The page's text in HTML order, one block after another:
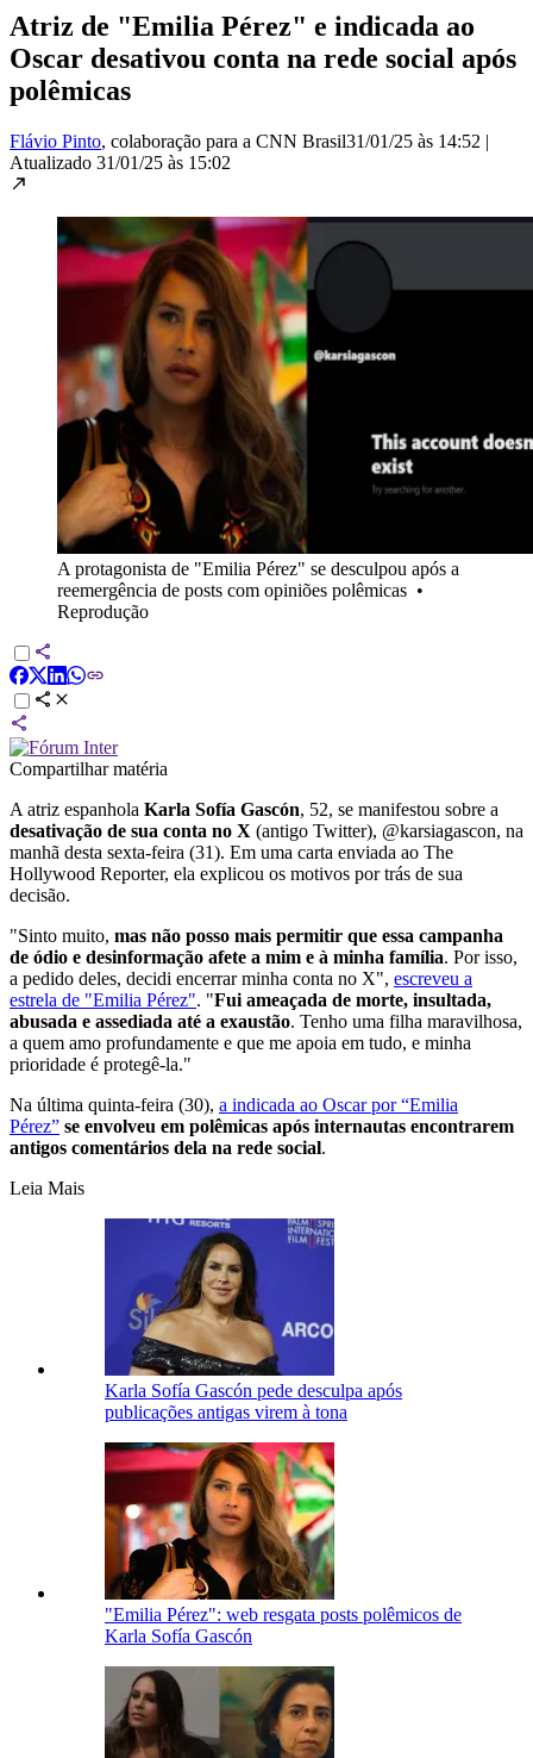
Atriz de "Emilia Pérez" e indicada ao
Oscar desativou conta na rede social após
polêmicas
Flávio Pinto, colaboração para a CNN Brasil31/01/25 às 14:52 |
Atualizado 31/01/25 às 15:02
A protagonista de "Emilia Pérez" se desculpou após a
reemergência de posts com opiniões polêmicas •
Reprodução
Compartilhar matéria
A atriz espanhola Karla Sofía Gascón, 52, se manifestou sobre a
desativação de sua conta no X (antigo Twitter), @karsiagascon, na
manhã desta sexta-feira (31). Em uma carta enviada ao The
Hollywood Reporter, ela explicou os motivos por trás de sua
decisão.
"Sinto muito, mas não posso mais permitir que essa campanha
de ódio e desinformação afete a mim e à minha família. Por isso,
a pedido deles, decidi encerrar minha conta no X", escreveu a
estrela de "Emilia Pérez". "Fui ameaçada de morte, insultada,
abusada e assediada até a exaustão. Tenho uma filha maravilhosa,
a quem amo profundamente e que me apoia em tudo, e minha
prioridade é protegê-la."
Na última quinta-feira (30), a indicada ao Oscar por “Emilia
Pérez” se envolveu em polêmicas após internautas encontrarem
antigos comentários dela na rede social.
Leia Mais
Karla Sofía Gascón pede desculpa após
publicações antigas virem à tona
"Emilia Pérez": web resgata posts polêmicos de
Karla Sofía Gascón